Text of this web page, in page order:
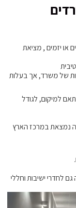
או יזמים , מציאת
של משרד, אך בעלות
למיקום, לגודל
נמצאת במרכז הארץ
לחדרי ישיבות וחללי